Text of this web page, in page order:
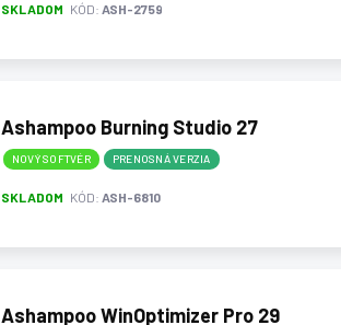
SKLADOM KÓD: ASH-2759
Ashampoo Burning Studio 27
PRENOSNÁ VERZIA
NOVÝ SOFTVÉR
SKLADOM KÓD: ASH-6810
Ashampoo WinOptimizer Pro 29